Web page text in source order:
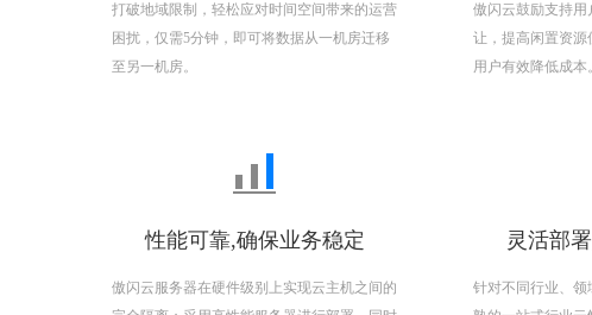
打破地域限制，轻松应对时间空间带来的运营
困扰，仅需5分钟，即可将数据从一机房迁移
至另一机房。
傲闪云鼓励支持用
让，提高闲置资
用户有效降低成本。
性能可靠,确保业务稳定
傲闪云服务器在硬件级别上实现云主机之间的
灵活部
针对不同行业、